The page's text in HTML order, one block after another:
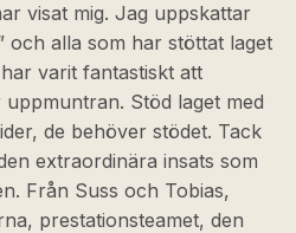
visat mig. Jag uppskattar
och alla som har stöttat laget
varit fantastiskt att
Stöd laget med
de behöver stödet. Tack
extraordinära insats som
Från Suss och Tobias,
prestationsteamet, den